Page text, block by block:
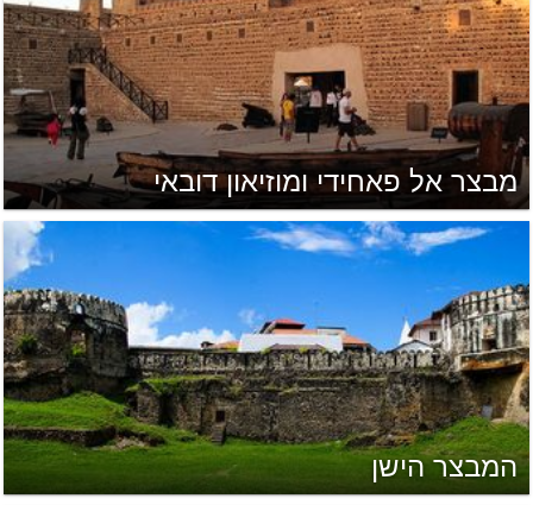
מבצר אל פאחידי ומוזיאון דובאי
המבצר הישן